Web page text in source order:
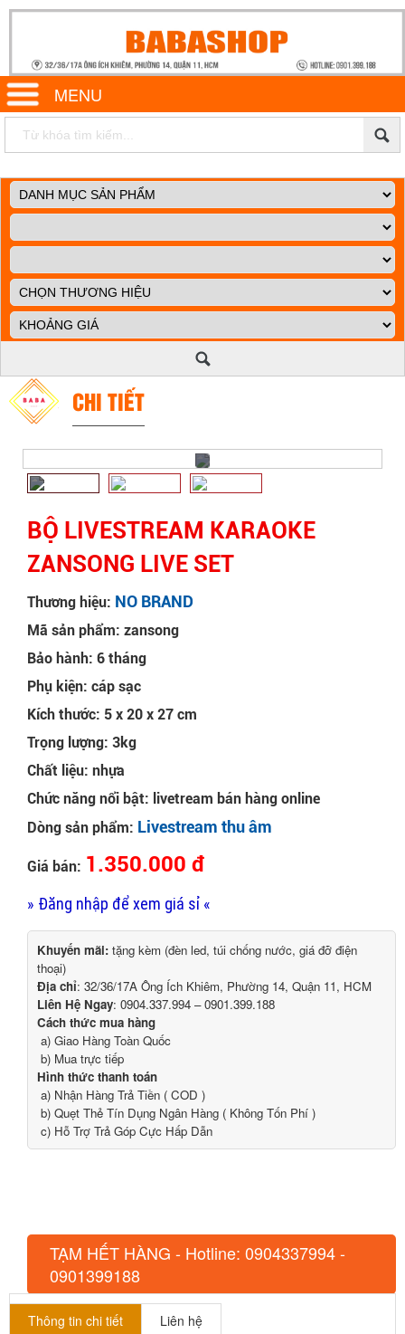
MENU
CHI TIẾT
BỘ LIVESTREAM KARAOKE
ZANSONG LIVE SET
Thương hiệu: NO BRAND
Mã sản phẩm: zansong
Bảo hành: 6 tháng
Phụ kiện: cáp sạc
Kích thước: 5 x 20 x 27 cm
Trọng lượng: 3kg
Chất liệu: nhựa
Chức năng nổi bật: livetream bán hàng online
Dòng sản phẩm: Livestream thu âm
Giá bán: 1.350.000 đ
» Đăng nhập để xem giá sỉ «
Khuyến mãi: tặng kèm (đèn led, túi chống nước, giá đỡ điện
thoại)
Địa chỉ: 32/36/17A Ông Ích Khiêm, Phường 14, Quận 11, HCM
Liên Hệ Ngay: 0904.337.994 – 0901.399.188
Cách thức mua hàng
a) Giao Hàng Toàn Quốc
b) Mua trực tiếp
Hình thức thanh toán
a) Nhận Hàng Trả Tiền ( COD )
b) Quẹt Thẻ Tín Dụng Ngân Hàng ( Không Tốn Phí )
c) Hỗ Trợ Trả Góp Cực Hấp Dẫn
TẠM HẾT HÀNG - Hotline: 0904337994 -
0901399188
Thông tin chi tiết Liên hệ